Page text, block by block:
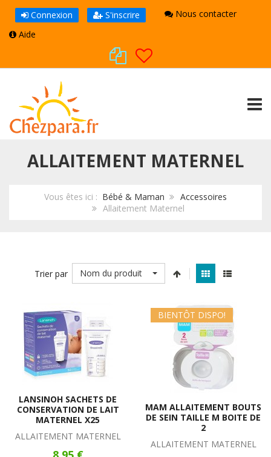
Connexion S'inscrire
Nous contacter
Aide
ALLAITEMENT MATERNEL
Vous êtes ici : Bébé & Maman
Accessoires
Allaitement Maternel
Trier par Nom du produit
LANSINOH SACHETS DE
CONSERVATION DE LAIT
MATERNEL X25
ALLAITEMENT MATERNEL
BIENTÔT DISPO!
MAM ALLAITEMENT BOUTS
DE SEIN TAILLE M BOITE DE
2
ALLAITEMENT MATERNEL